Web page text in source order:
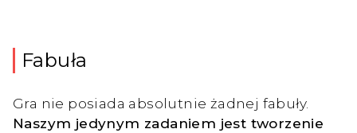
Fabuła
Gra nie posiada absolutnie żadnej fabuły.
Naszym jedynym zadaniem jest tworzenie